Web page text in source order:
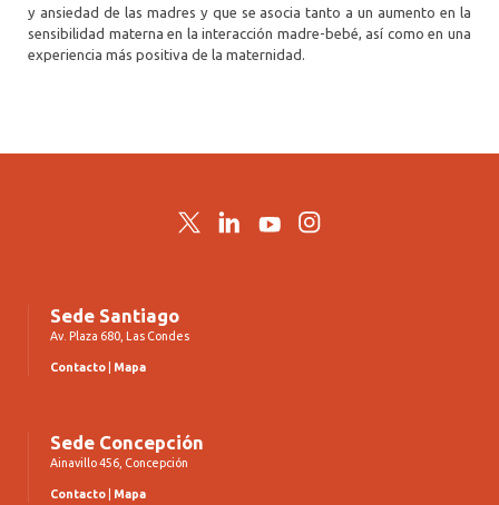
y ansiedad de las madres y que se asocia tanto a un aumento en la
sensibilidad materna en la interacción madre-bebé, así como en una
experiencia más positiva de la maternidad.
TwitterLinkedInYouTubeInstagram
Sede Santiago
Av. Plaza 680, Las Condes
Contacto Mapa
Sede Concepción
Ainavillo 456, Concepción
Contacto Mapa